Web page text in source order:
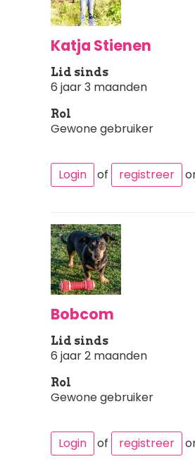
Katja Stienen
Lid sinds
6 jaar 3 maanden
Rol
Gewone gebruiker
Login of registreer
Bobcom
Lid sinds
6 jaar 2 maanden
Rol
Gewone gebruiker
Login of registreer